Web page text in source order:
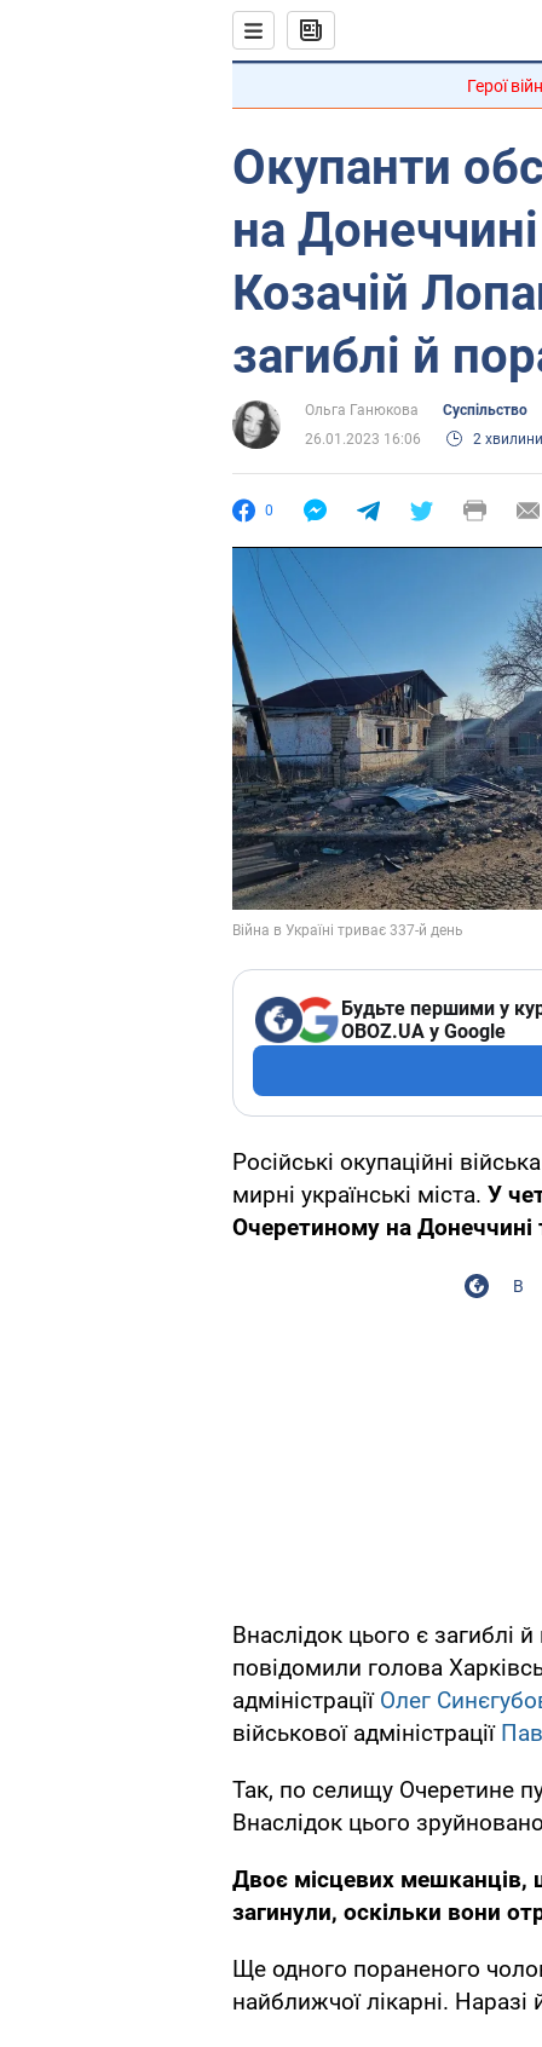
Герої
Окупанти
на
Козачій
загиблі й
Ольга Ганюкова
Суспільство
26.01.2023 16:06
2 хвилини
0
Будьте першими у
OBOZ.UA у Google
Російські окупаційні
мирні українські міста. У
Очеретиному на Донеччині
Внаслідок цього є загиблі
повідомили голова
адміністрації Олег
військової адміністрації
Так, по селищу Очеретине
Внаслідок цього
Двоє місцевих мешканців,
загинули, оскільки вони
Ще одного пораненого
найближчої лікарні.